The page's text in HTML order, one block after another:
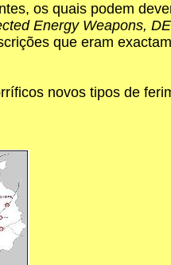
os quais podem
Energy Weapons,
que eram
novos tipos de